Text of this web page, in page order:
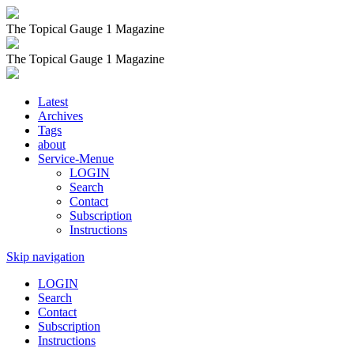
The Topical Gauge 1 Magazine
The Topical Gauge 1 Magazine
Latest
Archives
Tags
about
Service-Menue
LOGIN
Search
Contact
Subscription
Instructions
Skip navigation
LOGIN
Search
Contact
Subscription
Instructions